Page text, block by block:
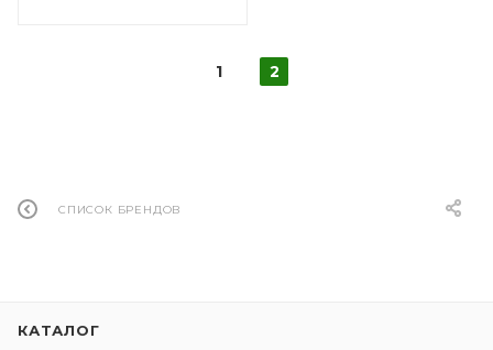
1 2
СПИСОК БРЕНДОВ
КАТАЛОГ